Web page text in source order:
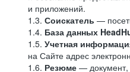
и приложений.
1.3. Соискатель —
1.4. База данных
1.5. Учетная
на Сайте адрес
1.6. Резюме —